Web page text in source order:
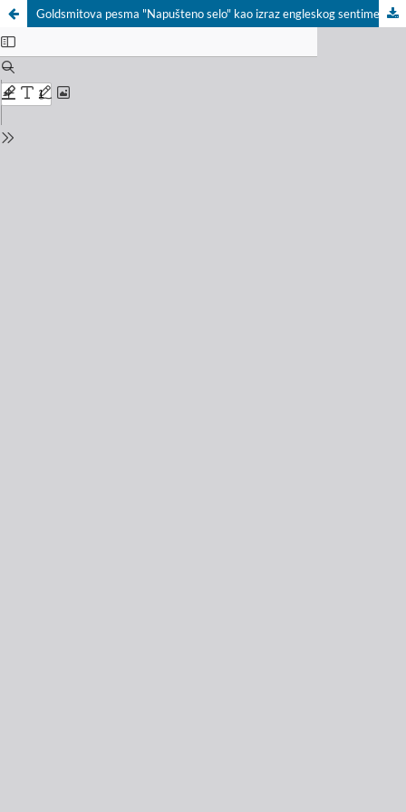
Goldsmitova pesma "Napušteno selo" kao izraz engleskog sentimentalizma